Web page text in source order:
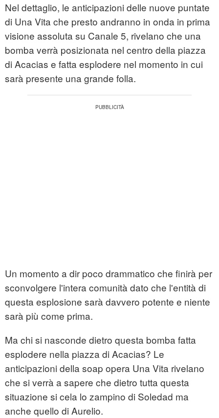
Nel dettaglio, le anticipazioni delle nuove puntate
di Una Vita che presto andranno in onda in prima
visione assoluta su Canale 5, rivelano che una
bomba verrà posizionata nel centro della piazza
di Acacias e fatta esplodere nel momento in cui
sarà presente una grande folla.
Un momento a dir poco drammatico che finirà per
sconvolgere l'intera comunità dato che l'entità di
questa esplosione sarà davvero potente e niente
sarà più come prima.
Ma chi si nasconde dietro questa bomba fatta
esplodere nella piazza di Acacias? Le
anticipazioni della soap opera Una Vita rivelano
che si verrà a sapere che dietro tutta questa
situazione si cela lo zampino di Soledad ma
anche quello di Aurelio.